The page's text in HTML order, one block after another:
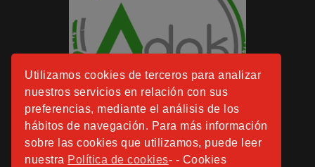
Utilizamos cookies de terceros para analizar
nuestros servicios en relación con sus
preferencias, mediante el análisis de los
hábitos de navegación. Para más información
sobre las cookies que utilizamos, puede leer
nuestra Política de cookies- - Cookies